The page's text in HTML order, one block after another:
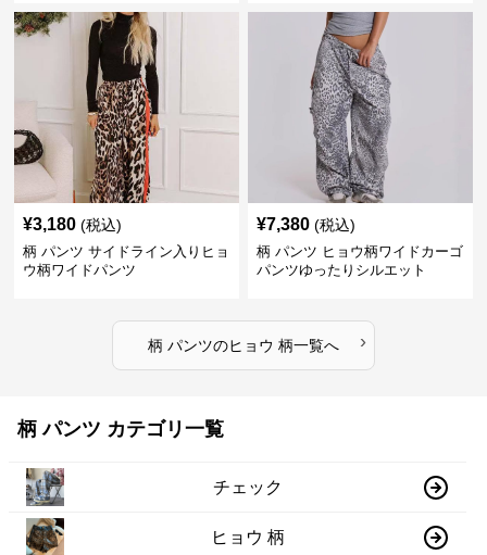
¥3,180 (税込)
柄 パンツ サイドライン入りヒョ
ウ柄ワイドパンツ
¥7,380 (税込)
柄 パンツ ヒョウ柄ワイドカーゴ
パンツゆったりシルエット
柄 パンツのヒョウ 柄一覧へ ›
柄 パンツ カテゴリ一覧
チェック
ヒョウ 柄